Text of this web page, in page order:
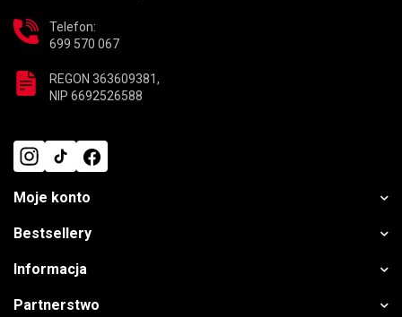
Telefon:
699 570 067
REGON 363609381,
NIP 6692526588
Moje konto
Bestsellery
Informacja
Partnerstwo